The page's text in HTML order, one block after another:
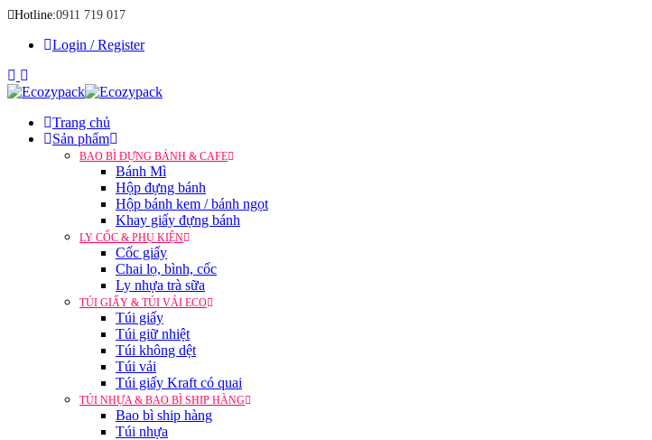
Hotline:0911 719 017
Login / Register
Trang chủ
Sản phẩm
BAO BÌ ĐỰNG BÁNH & CAFE
Bánh Mì
Hộp đựng bánh
Hộp bánh kem / bánh ngọt
Khay giấy đựng bánh
LY CỐC & PHỤ KIỆN
Cốc giấy
Chai lọ, bình, cốc
Ly nhựa trà sữa
TÚI GIẤY & TÚI VẢI ECO
Túi giấy
Túi giữ nhiệt
Túi không dệt
Túi vải
Túi giấy Kraft có quai
TÚI NHỰA & BAO BÌ SHIP HÀNG
Bao bì ship hàng
Túi nhựa